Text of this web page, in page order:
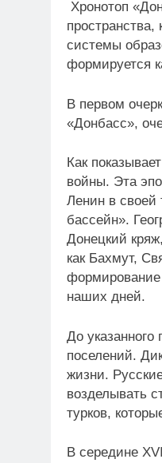
Хронотоп
системы
формируется
В первом
«Донбасс»,
Как
войны. Эта
Ленин в своей
бассейн».
Донецкий
как Бахмут,
формирование
наших дней.
До
поселений.
жизни.
возделывать
турков,
В середине